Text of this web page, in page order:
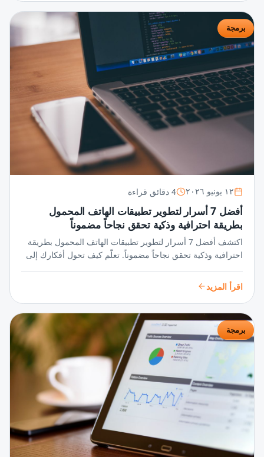
برمجة
١٢ يونيو ٢٠٢٦ 4 دقائق قراءة
أفضل 7 أسرار لتطوير تطبيقات الهاتف المحمول
بطريقة احترافية وذكية تحقق نجاحاً مضموناً
اكتشف أفضل 7 أسرار لتطوير تطبيقات الهاتف المحمول بطريقة
احترافية وذكية تحقق نجاحاً مضموناً. تعلّم كيف تحول أفكارك إلى
الرقمية.
اقرأ المزيد
برمجة